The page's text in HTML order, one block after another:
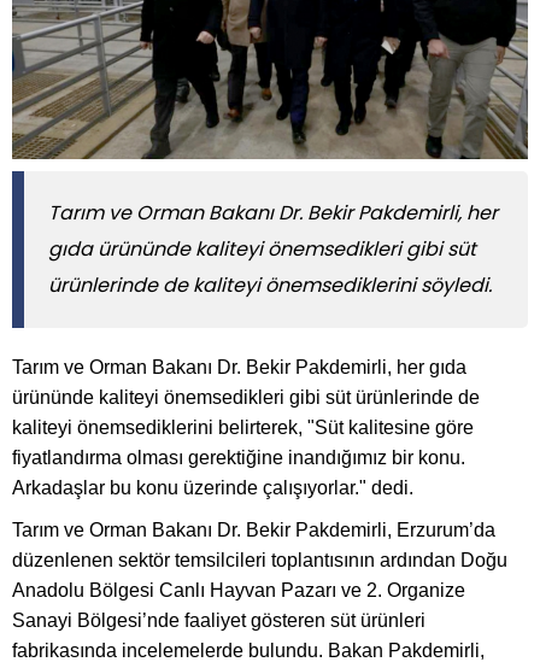
Tarım ve Orman Bakanı Dr. Bekir Pakdemirli, her
gıda ürününde kaliteyi önemsedikleri gibi süt
ürünlerinde de kaliteyi önemsediklerini söyledi.
Tarım ve Orman Bakanı Dr. Bekir Pakdemirli, her gıda
ürününde kaliteyi önemsedikleri gibi süt ürünlerinde de
kaliteyi önemsediklerini belirterek, "Süt kalitesine göre
fiyatlandırma olması gerektiğine inandığımız bir konu.
Arkadaşlar bu konu üzerinde çalışıyorlar." dedi.
Tarım ve Orman Bakanı Dr. Bekir Pakdemirli, Erzurum’da
düzenlenen sektör temsilcileri toplantısının ardından Doğu
Anadolu Bölgesi Canlı Hayvan Pazarı ve 2. Organize
Sanayi Bölgesi’nde faaliyet gösteren süt ürünleri
fabrikasında incelemelerde bulundu. Bakan Pakdemirli,